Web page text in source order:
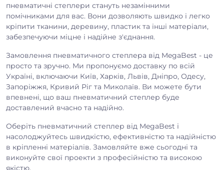
пневматичні степлери стануть незамінними
помічниками для вас. Вони дозволяють швидко і легко
кріпити тканини, деревину, пластик та інші матеріали,
забезпечуючи міцне і надійне з'єднання.
Замовлення пневматичного степлера від MegaBest - це
просто та зручно. Ми пропонуємо доставку по всій
Україні, включаючи Київ, Харків, Львів, Дніпро, Одесу,
Запоріжжя, Кривий Ріг та Миколаїв. Ви можете бути
впевнені, що ваш пневматичний степлер буде
доставлений вчасно та надійно.
Оберіть пневматичний степлер від MegaBest і
насолоджуйтесь швидкістю, ефективністю та надійністю
в кріпленні матеріалів. Замовляйте вже сьогодні та
виконуйте свої проекти з професійністю та високою
якістю.